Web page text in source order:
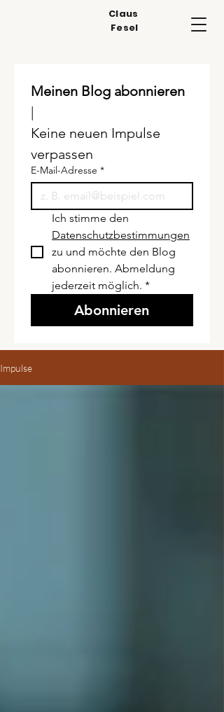
Claus
Fesel
Meinen Blog abonnieren
Keine neuen Impulse
verpassen
E-Mail-Adresse *
Datenschutzbestimmungen
zu und möchte den Blog
abonnieren. Abmeldung
jederzeit möglich. *
Abonnieren
Impulse